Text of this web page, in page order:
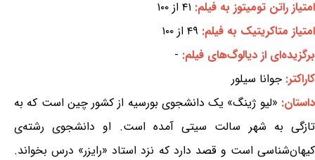
امتیاز راتن تومیتوز به فیلم: ۴۱ از ۱۰۰
امتیاز متاکریتیک به فیلم: ۴۹ از ۱۰۰
برگزیده‌ای از دیالوگ‌های فیلم: -
کاراکتر: جوانا سیلور
داستان: «لیو ژینگ» یک دانشجوی بورسیه از کشور چین است که به
تازگی به شهر سالت سیتی آمده است. او دانشجوی رشته‌ی
کیهان‌شناسی است و قصد دارد که نزد استاد «رایزر» درس بخواند.